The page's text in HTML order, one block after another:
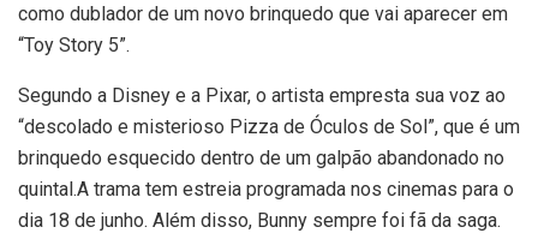
como dublador de um novo brinquedo que vai aparecer em
“Toy Story 5”.
Segundo a Disney e a Pixar, o artista empresta sua voz ao
“descolado e misterioso Pizza de Óculos de Sol”, que é um
brinquedo esquecido dentro de um galpão abandonado no
quintal.A trama tem estreia programada nos cinemas para o
dia 18 de junho. Além disso, Bunny sempre foi fã da saga.